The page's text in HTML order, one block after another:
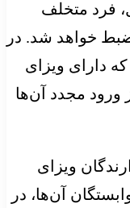
فرد متخلف
خواهد شد. در
دارای ویزای
ورود مجدد آن‌ها
ویزای
آن‌ها، در